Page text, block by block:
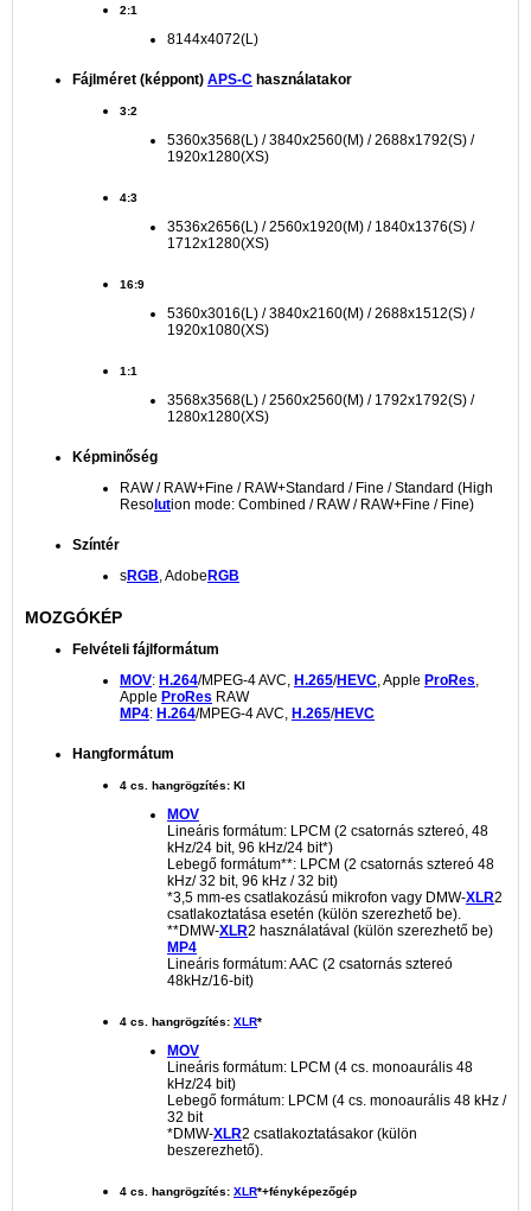
2:1
8144x4072(L)
Fájlméret (képpont) APS-C használatakor
3:2
5360x3568(L) / 3840x2560(M) / 2688x1792(S) /
1920x1280(XS)
4:3
3536x2656(L) / 2560x1920(M) / 1840x1376(S) /
1712x1280(XS)
16:9
5360x3016(L) / 3840x2160(M) / 2688x1512(S) /
1920x1080(XS)
1:1
3568x3568(L) / 2560x2560(M) / 1792x1792(S) /
1280x1280(XS)
Képminőség
RAW / RAW+Fine / RAW+Standard / Fine / Standard (High
Resolution mode: Combined / RAW / RAW+Fine / Fine)
Színtér
sRGB , AdobeRGB
MOZGÓKÉP
Felvételi fájlformátum
MOV: H.264/MPEG-4 AVC, H.265/HEVC , Apple ProRes
Apple ProRes RAW
MP4: H.264/MPEG-4 AVC, H.265/HEVC
Hangformátum
4 cs. hangrögzítés: KI
MOV
Lineáris formátum: LPCM (2 csatornás sztereó, 48
kHz/24 bit, 96 kHz/24 bit*)
Lebegő formátum**: LPCM (2 csatornás sztereó 48
kHz/ 32 bit, 96 kHz / 32 bit)
*3,5 mm-es csatlakozású mikrofon vagy DMW-XLR2
csatlakoztatása esetén (külön szerezhető be).
**DMW-XLR2 használatával (külön szerezhető be)
MP4
Lineáris formátum: AAC (2 csatornás sztereó
48kHz/16-bit)
4 cs. hangrögzítés: XLR*
MOV
Lineáris formátum: LPCM (4 cs. monoaurális 48
kHz/24 bit)
Lebegő formátum: LPCM (4 cs. monoaurális 48 kHz /
32 bit
*DMW-XLR2 csatlakoztatásakor (külön
beszerezhető).
4 cs. hangrögzítés: XLR*+fényképezőgép